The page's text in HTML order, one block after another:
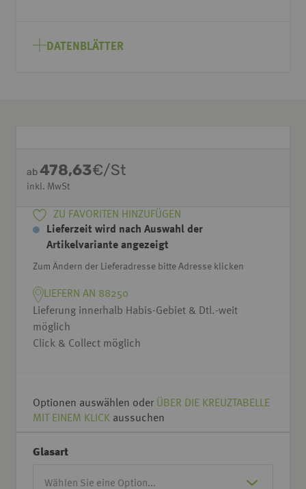
DATENBLÄTTER
ab478,63€/St
inkl. MwSt
ZU FAVORITEN HINZUFÜGEN
Lieferzeit wird nach Auswahl der
Artikelvariante angezeigt
Zum Ändern der Lieferadresse bitte Adresse klicken
LIEFERN AN 88250
Lieferung innerhalb Habis-Gebiet & Dtl.-weit
möglich
Click & Collect möglich
Optionen auswählen oder ÜBER DIE KREUZTABELLE
MIT EINEM KLICK aussuchen
Glasart